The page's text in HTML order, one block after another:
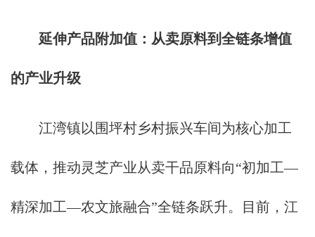
延伸产品附加值：从卖原料到全链条增值
的产业升级
江湾镇以围坪村乡村振兴车间为核心加工
载体，推动灵芝产业从卖干品原料向“初加工—
精深加工—农文旅融合”全链条跃升。目前，江